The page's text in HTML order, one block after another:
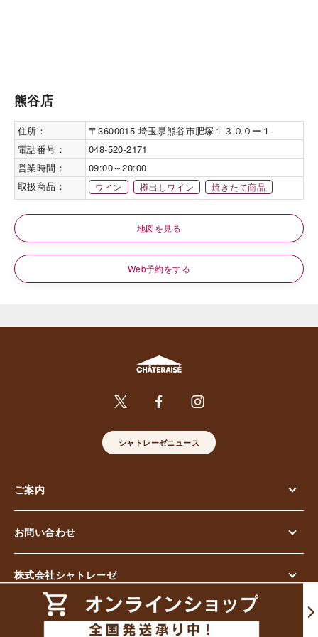
熊谷店
住所：
〒3600015 埼玉県熊谷市肥塚１３００ー１
電話番号：
048-520-2171
営業時間：
09:00～20:00
取扱商品：
ワイン 樽出しワイン 焼きたて商品
地図を見る
Web予約をする
シャトレーゼニュース
ご案内
お問い合わせ
株式会社シャトレーゼ
© Chateraise Co.,Ltd. All Rights Reserved.